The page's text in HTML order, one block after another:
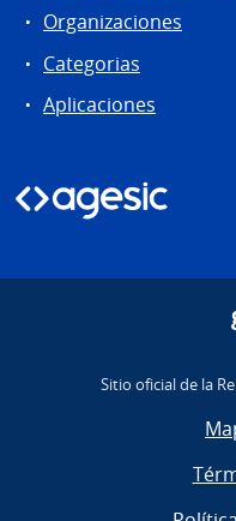
Organizaciones
Categorias
Aplicaciones
Sitio oficial de la